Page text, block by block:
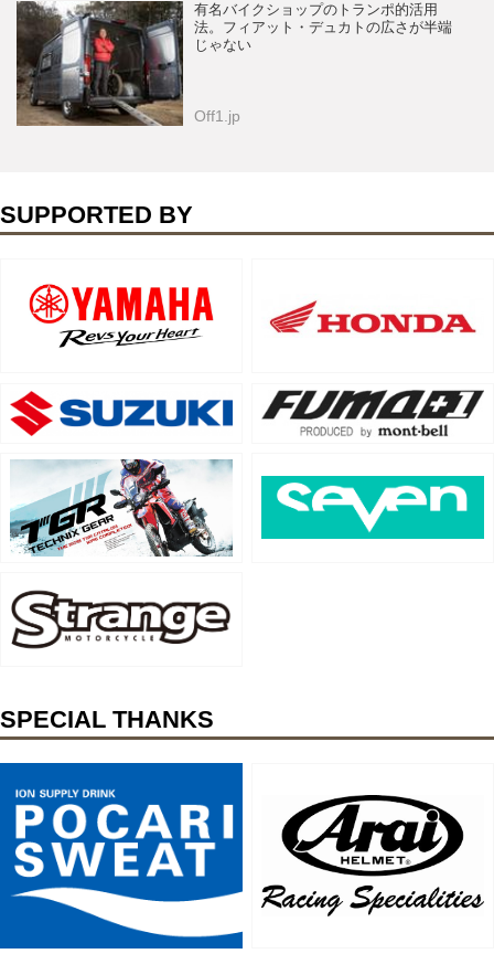
有名バイクショップのトランポ的活用
法。フィアット・デュカトの広さが半端
じゃない
Off1.jp
SUPPORTED BY
SPECIAL THANKS